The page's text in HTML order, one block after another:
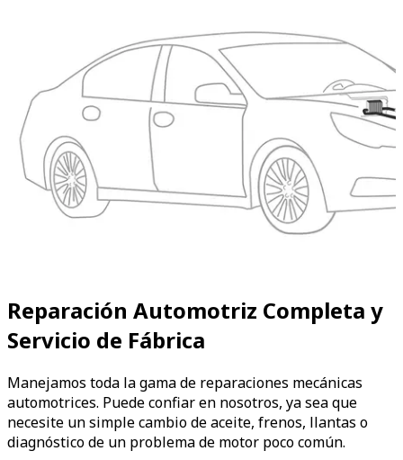
Reparación Automotriz Completa y
Servicio de Fábrica
Manejamos toda la gama de reparaciones mecánicas
automotrices. Puede confiar en nosotros, ya sea que
necesite un simple cambio de aceite, frenos, llantas o
diagnóstico de un problema de motor poco común.